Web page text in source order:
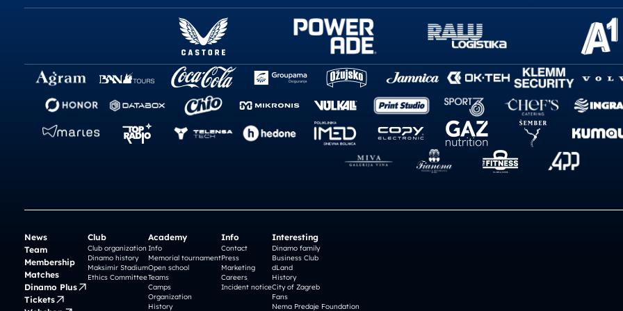
News
Team
Membership
Matches
Dinamo Plus
Tickets
Club
Club organization
Dinamo history
Maksimir Stadium
Ethics Committee
Academy
Info
Memorial tournament
Open school
Teams
Camps
Organization
History
Info
Contact
Press
Marketing
Careers
Incident notice
Interesting
Dinamo family
Business Club
dLand
History
City of Zagreb
Fans
Nema Predaje Foundation